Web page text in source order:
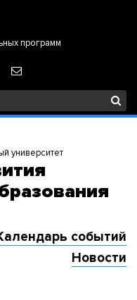
программ
университет
событий
Новости